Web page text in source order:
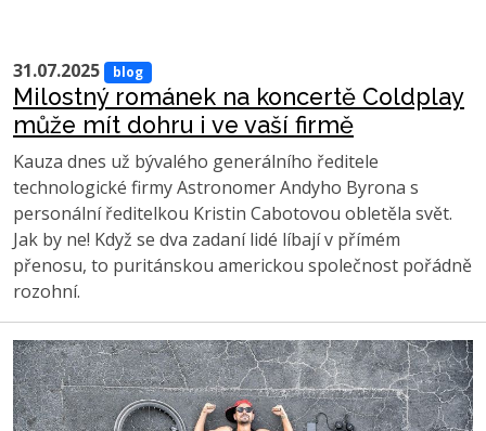
31.07.2025 blog
Milostný románek na koncertě Coldplay
může mít dohru i ve vaší firmě
Kauza dnes už bývalého generálního ředitele
technologické firmy Astronomer Andyho Byrona s
personální ředitelkou Kristin Cabotovou obletěla svět.
Jak by ne! Když se dva zadaní lidé líbají v přímém
přenosu, to puritánskou americkou společnost pořádně
rozohní.